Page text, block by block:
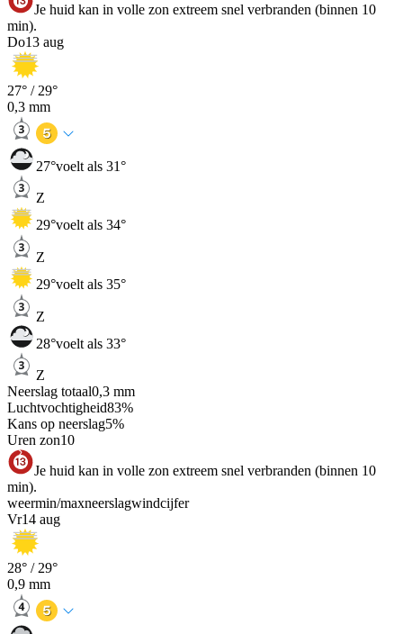
Je huid kan in volle zon extreem snel verbranden (binnen 10
min).
Do13 aug
27° / 29°
0,3 mm
27°voelt als 31°
Z
29°voelt als 34°
Z
29°voelt als 35°
Z
28°voelt als 33°
Z
Neerslag totaal0,3 mm
Luchtvochtigheid83%
Kans op neerslag5%
Uren zon10
Je huid kan in volle zon extreem snel verbranden (binnen 10
min).
weermin/maxneerslagwindcijfer
Vr14 aug
28° / 29°
0,9 mm